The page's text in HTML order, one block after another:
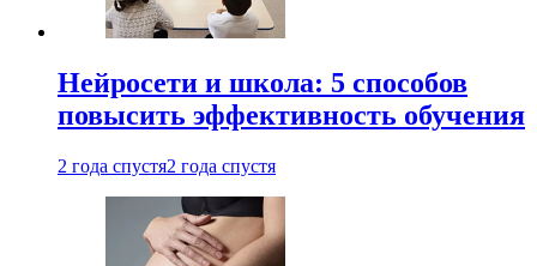
Нейросети и школа: 5 способов
повысить эффективность обучения
2 года спустя2 года спустя